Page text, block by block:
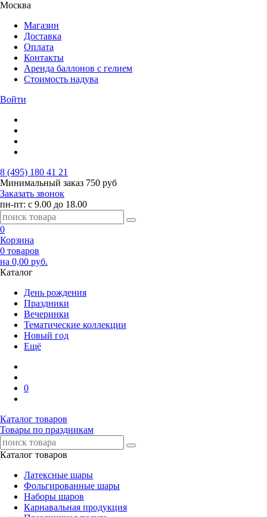
Москва
Магазин
Доставка
Оплата
Контакты
Аренда баллонов с гелием
Стоимость надува
Войти
8 (495) 180 41 21
Минимальный заказ 750 руб
Заказать звонок
пн-пт: с 9.00 до 18.00
0
Корзина
0 товаров
на 0,00 руб.
Каталог
День рождения
Праздники
Вечеринки
Тематические коллекции
Новый год
Ещё
0
Каталог товаров
Товары по праздникам
Каталог товаров
Латексные шары
Фольгированные шары
Наборы шаров
Карнавальная продукция